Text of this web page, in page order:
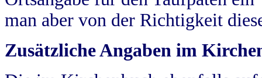
man aber von der Richtigkeit
Zusätzliche Angaben im